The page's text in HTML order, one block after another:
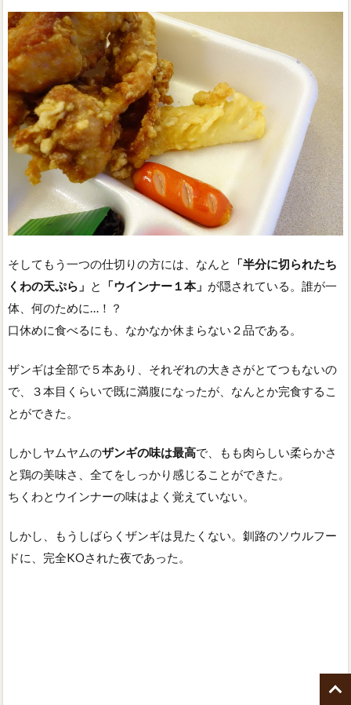
そしてもう一つの仕切りの方には、なんと
「半分に切られたち
くわの天ぷら」 と 「ウインナー１本」 が隠されている。誰が一
体、何のために…！？
口休めに食べるにも、なかなか休まらない２品である。
ザンギは全部で５本あり、それぞれの大きさがとてつもないの
で、３本目くらいで既に満腹になったが、なんとか完食するこ
とができた。
しかしヤムヤムのザンギの味は最高で、もも肉らしい柔らかさ
と鶏の美味さ、全てをしっかり感じることができた。
ちくわとウインナーの味はよく覚えていない。
しかし、もうしばらくザンギは見たくない。釧路のソウルフー
ドに、完全KOされた夜であった。